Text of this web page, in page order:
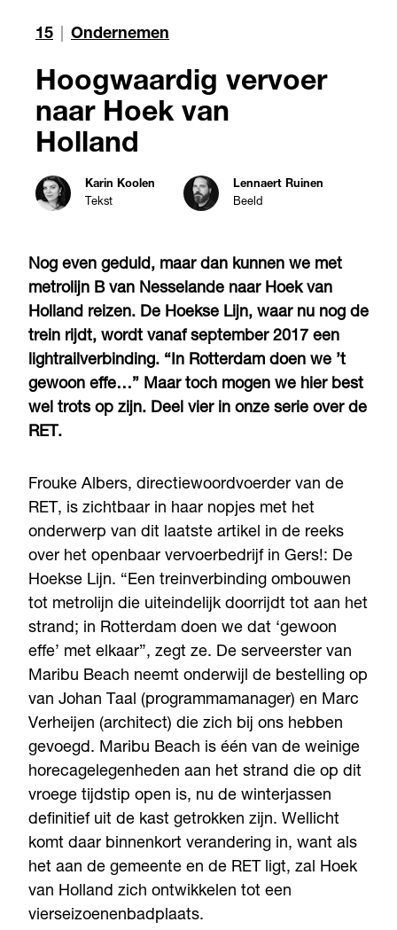
15 Ondernemen
Hoogwaardig vervoer
naar Hoek van
Holland
Karin Koolen
Tekst
Lennaert Ruinen
Beeld
Nog even geduld, maar dan kunnen we met
metrolijn B van Nesselande naar Hoek van
Holland reizen. De Hoekse Lijn, waar nu nog de
trein rijdt, wordt vanaf september 2017 een
lightrailverbinding. “In Rotterdam doen we ’t
gewoon effe…” Maar toch mogen we hier best
wel trots op zijn. Deel vier in onze serie over de
RET.
Frouke Albers, directiewoordvoerder van de
RET, is zichtbaar in haar nopjes met het
onderwerp van dit laatste artikel in de reeks
over het openbaar vervoerbedrijf in Gers!: De
Hoekse Lijn. “Een treinverbinding ombouwen
tot metrolijn die uiteindelijk doorrijdt tot aan het
strand; in Rotterdam doen we dat ‘gewoon
effe’ met elkaar”, zegt ze. De serveerster van
Maribu Beach neemt onderwijl de bestelling op
van Johan Taal (programmamanager) en Marc
Verheijen (architect) die zich bij ons hebben
gevoegd. Maribu Beach is één van de weinige
horecagelegenheden aan het strand die op dit
vroege tijdstip open is, nu de winterjassen
definitief uit de kast getrokken zijn. Wellicht
komt daar binnenkort verandering in, want als
het aan de gemeente en de RET ligt, zal Hoek
van Holland zich ontwikkelen tot een
vierseizoenenbadplaats.